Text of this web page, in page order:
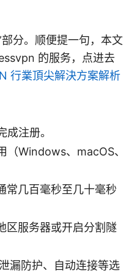
分。顺便提一句，本文
的服务，点进去
行業頂尖解決方案解析
注册。
Windows、macOS、
常几百毫秒至几十毫秒
区服务器或开启分割隧
漏防护、自动连接等选